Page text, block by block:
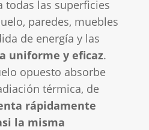
todas las superficies
paredes, muebles
de energía y las
uniforme y eficaz.
opuesto absorbe
térmica, de
rápidamente
la misma